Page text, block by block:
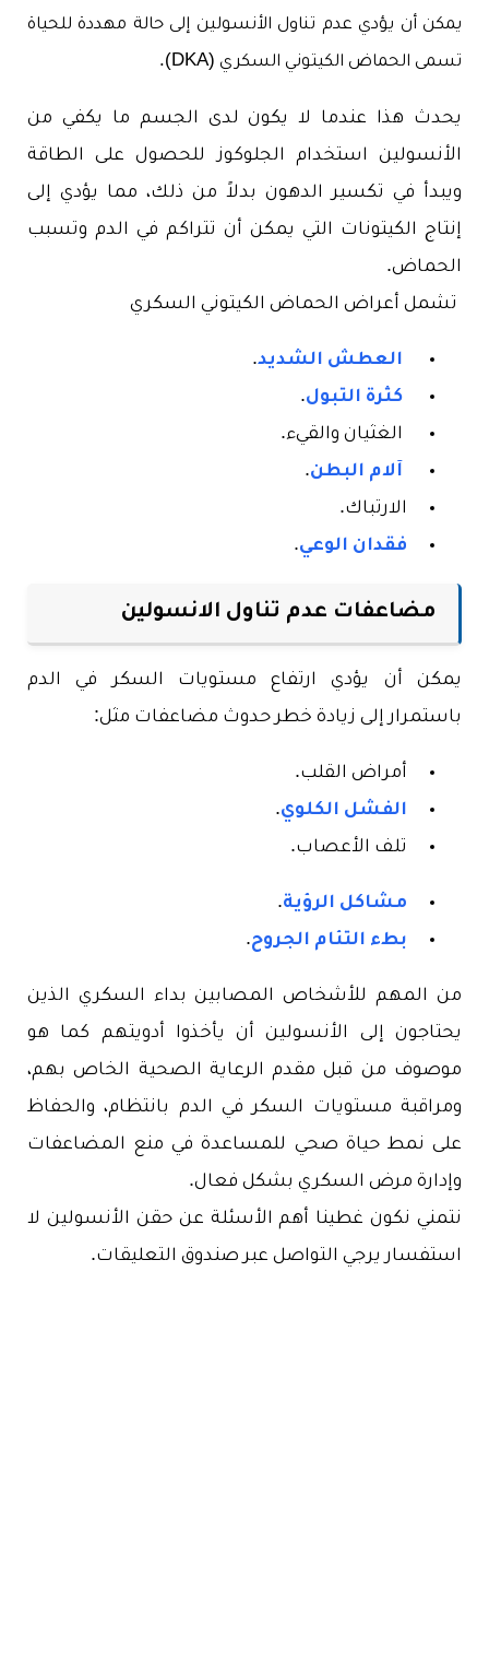
يمكن أن يؤدي عدم تناول الأنسولين إلى حالة مهددة للحياة
تسمى الحماض الكيتوني السكري (DKA).
يحدث هذا عندما لا يكون لدى الجسم ما يكفي من
الأنسولين استخدام الجلوكوز للحصول على الطاقة
ويبدأ في تكسير الدهون بدلاً من ذلك، مما يؤدي إلى
إنتاج الكيتونات التي يمكن أن تتراكم في الدم وتسبب
الحماض.
تشمل أعراض الحماض الكيتوني السكري
العطش الشديد.
كثرة التبول.
الغثيان والقيء.
آلام البطن.
الارتباك.
فقدان الوعي.
مضاعفات عدم تناول الانسولين
يمكن أن يؤدي ارتفاع مستويات السكر في الدم
باستمرار إلى زيادة خطر حدوث مضاعفات مثل:
أمراض القلب.
الفشل الكلوي.
تلف الأعصاب.
مشاكل الرؤية.
بطء التئام الجروح.
من المهم للأشخاص المصابين بداء السكري الذين
يحتاجون إلى الأنسولين أن يأخذوا أدويتهم كما هو
موصوف من قبل مقدم الرعاية الصحية الخاص بهم،
ومراقبة مستويات السكر في الدم بانتظام، والحفاظ
على نمط حياة صحي للمساعدة في منع المضاعفات
وإدارة مرض السكري بشكل فعال.
نتمني نكون غطينا أهم الأسئلة عن حقن الأنسولين لا
استفسار يرجي التواصل عبر صندوق التعليقات.